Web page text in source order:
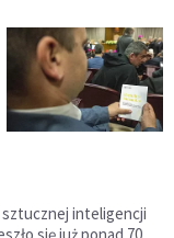
sztucznej inteligencji